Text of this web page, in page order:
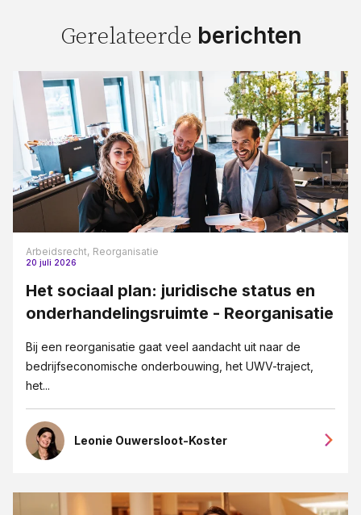
Gerelateerde berichten
Arbeidsrecht, Reorganisatie
20 juli 2026
Het sociaal plan: juridische status en
onderhandelingsruimte - Reorganisatie
Bij een reorganisatie gaat veel aandacht uit naar de
bedrijfseconomische onderbouwing, het UWV-traject,
het...
Leonie Ouwersloot-Koster